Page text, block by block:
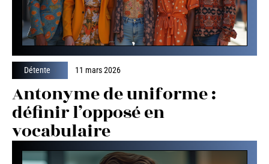
Détente 11 mars 2026
Antonyme de uniforme :
définir l’opposé en
vocabulaire